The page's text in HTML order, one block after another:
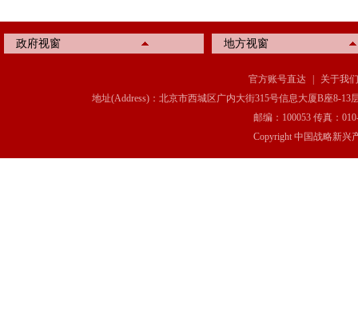
政府视窗 地方视窗
官方账号直达
关于我们
地址(Address)：北京市西城区广内大街315号信息大厦B座8-13
邮编：100053 传真：
Copyright 中国战略新兴